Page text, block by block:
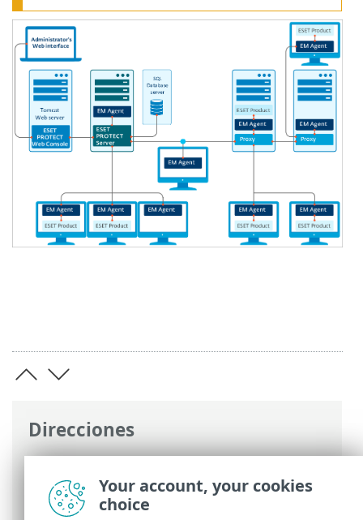
Direcciones
Ayuda en línea de ESET>ESET PROTECT
On-Prem
>Introducción>Arquitectura>
Agente
Your account, your cookies
choice